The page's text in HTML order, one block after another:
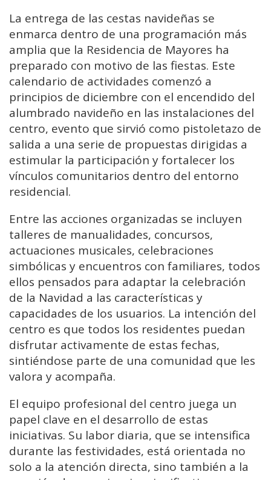
La entrega de las cestas navideñas se
enmarca dentro de una programación más
amplia que la Residencia de Mayores ha
preparado con motivo de las fiestas. Este
calendario de actividades comenzó a
principios de diciembre con el encendido del
alumbrado navideño en las instalaciones del
centro, evento que sirvió como pistoletazo de
salida a una serie de propuestas dirigidas a
estimular la participación y fortalecer los
vínculos comunitarios dentro del entorno
residencial.
Entre las acciones organizadas se incluyen
talleres de manualidades, concursos,
actuaciones musicales, celebraciones
simbólicas y encuentros con familiares, todos
ellos pensados para adaptar la celebración
de la Navidad a las características y
capacidades de los usuarios. La intención del
centro es que todos los residentes puedan
disfrutar activamente de estas fechas,
sintiéndose parte de una comunidad que les
valora y acompaña.
El equipo profesional del centro juega un
papel clave en el desarrollo de estas
iniciativas. Su labor diaria, que se intensifica
durante las festividades, está orientada no
solo a la atención directa, sino también a la